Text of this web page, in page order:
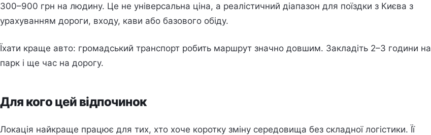
300–900 грн на людину. Це не універсальна ціна, а реалістичний діапазон для поїздки з Києва з
урахуванням дороги, входу, кави або базового обіду.
Їхати краще авто: громадський транспорт робить маршрут значно довшим. Закладіть 2–3 години на
парк і ще час на дорогу.
Для кого цей відпочинок
Локація найкраще працює для тих, хто хоче коротку зміну середовища без складної логістики. Її